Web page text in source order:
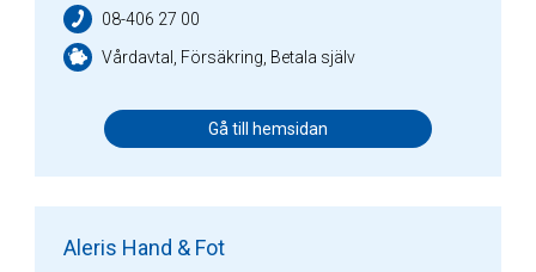
08-406 27 00
Vårdavtal, Försäkring, Betala själv
Gå till hemsidan
Aleris Hand & Fot